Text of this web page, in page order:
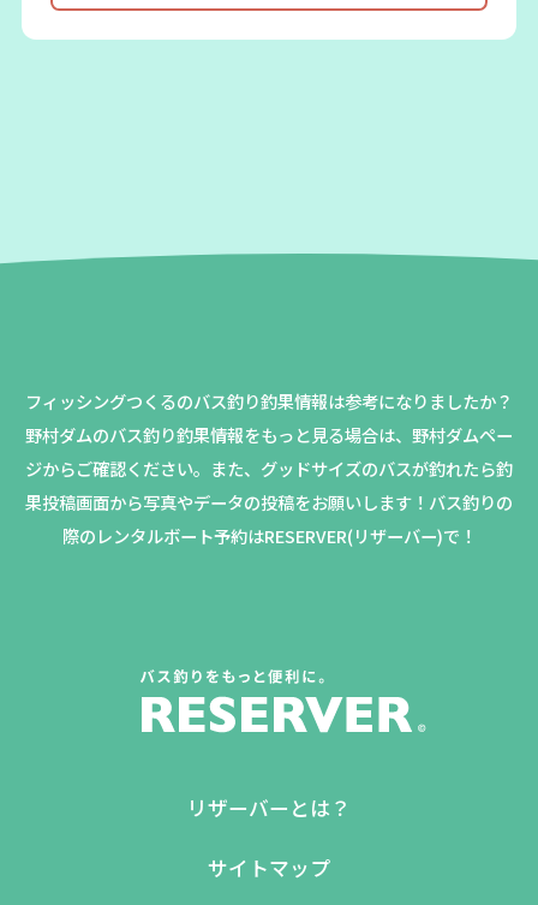
フィッシングつくるのバス釣り釣果情報は参考になりましたか？
野村ダムのバス釣り釣果情報をもっと見る場合は、野村ダムペー
ジからご確認ください。 また、グッドサイズのバスが釣れたら釣
果投稿画面から写真やデータの投稿をお願いします！バス釣りの
際のレンタルボート予約はRESERVER(リザーバー)で！
リザーバーとは？
サイトマップ